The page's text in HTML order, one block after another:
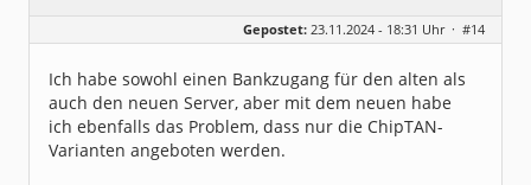
Dabei seit:
05 / 2020
Gepostet: 23.11.2024 - 18:31 Uhr · #14
Ich habe sowohl einen Bankzugang für den alten als
auch den neuen Server, aber mit dem neuen habe
ich ebenfalls das Problem, dass nur die ChipTAN-
Varianten angeboten werden.